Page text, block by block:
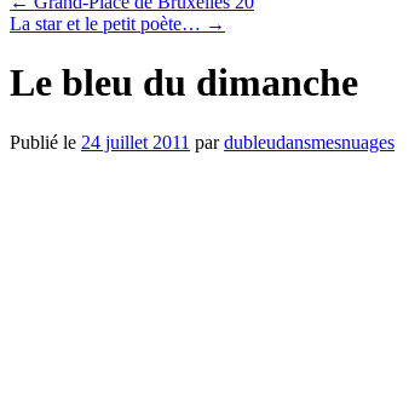
La star et le petit poète… →
Le bleu du dimanche
Publié le 24 juillet 2011 par dubleudansmesnuages